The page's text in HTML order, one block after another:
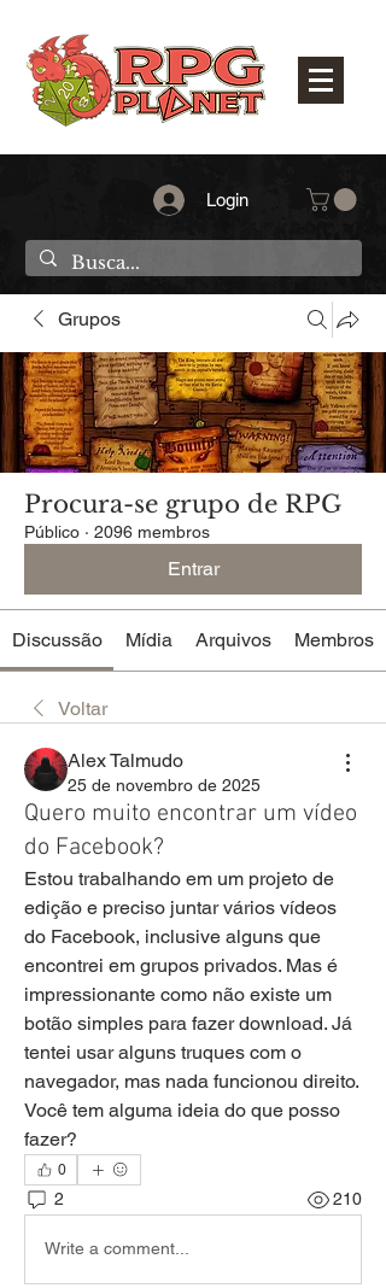
Login
Grupos
Procura-se grupo de RPG
Público · 2096 membros
Entrar
Discussão Mídia Arquivos Membros
Voltar
Alex Talmudo
25 de novembro de 2025
Quero muito encontrar um vídeo
do Facebook?
Estou trabalhando em um projeto de
edição e preciso juntar vários vídeos
do Facebook, inclusive alguns que
encontrei em grupos privados. Mas é
impressionante como não existe um
botão simples para fazer download. Já
tentei usar alguns truques com o
navegador, mas nada funcionou direito.
Você tem alguma ideia do que posso
fazer?
0
2 210
Write a comment...